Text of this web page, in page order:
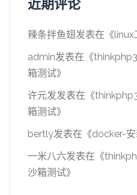
近期评论
辣条拌鱼翅发表在《linux
admin发表在《
箱测试》
许元发发表在《
箱测试》
bertly发表在《docker-
一米八六发表在《
沙箱测试》